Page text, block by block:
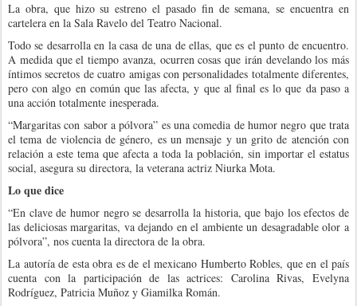
La obra, que hizo su estreno el pasado fin de semana, se encuentra en
cartelera en la Sala Ravelo del Teatro Nacional.
Todo se desarrolla en la casa de una de ellas, que es el punto de encuentro.
A medida que el tiempo avanza, ocurren cosas que irán develando los más
íntimos secretos de cuatro amigas con personalidades totalmente diferentes,
pero con algo en común que las afecta, y que al final es lo que da paso a
una acción totalmente inesperada.
“Margaritas con sabor a pólvora” es una comedia de humor negro que trata
el tema de violencia de género, es un mensaje y un grito de atención con
relación a este tema que afecta a toda la población, sin importar el estatus
social, asegura su directora, la veterana actriz Niurka Mota.
Lo que dice
“En clave de humor negro se desarrolla la historia, que bajo los efectos de
las deliciosas margaritas, va dejando en el ambiente un desagradable olor a
pólvora”, nos cuenta la directora de la obra.
La autoría de esta obra es de el mexicano Humberto Robles, que en el país
cuenta con la participación de las actrices: Carolina Rivas, Evelyna
Rodríguez, Patricia Muñoz y Giamilka Román.